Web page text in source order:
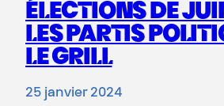
ÉLECTIONS DE
LES PARTIS
LE GRILL
25 janvier 2024